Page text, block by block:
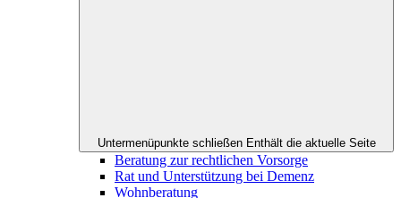
Untermenüpunkte schließen Enthält die aktuelle Seite
Beratung zur rechtlichen Vorsorge
Rat und Unterstützung bei Demenz
Wohnberatung